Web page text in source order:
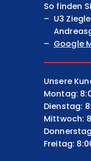
So finden
U3
Google
Unsere
Montag:
Dienstag:
Mittwoch:
Freitag: